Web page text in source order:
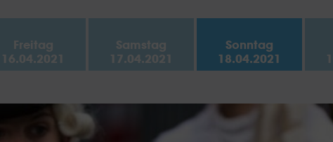
Freitag
16.04.2021
Samstag
17.04.2021
Sonntag
18.04.2021